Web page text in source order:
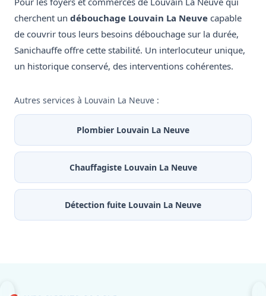
cherchent un débouchage Louvain La Neuve capable
de couvrir tous leurs besoins débouchage sur la durée,
Sanichauffe offre cette stabilité. Un interlocuteur unique,
un historique conservé, des interventions cohérentes.
Autres services à Louvain La Neuve :
Plombier Louvain La Neuve
Chauffagiste Louvain La Neuve
Détection fuite Louvain La Neuve